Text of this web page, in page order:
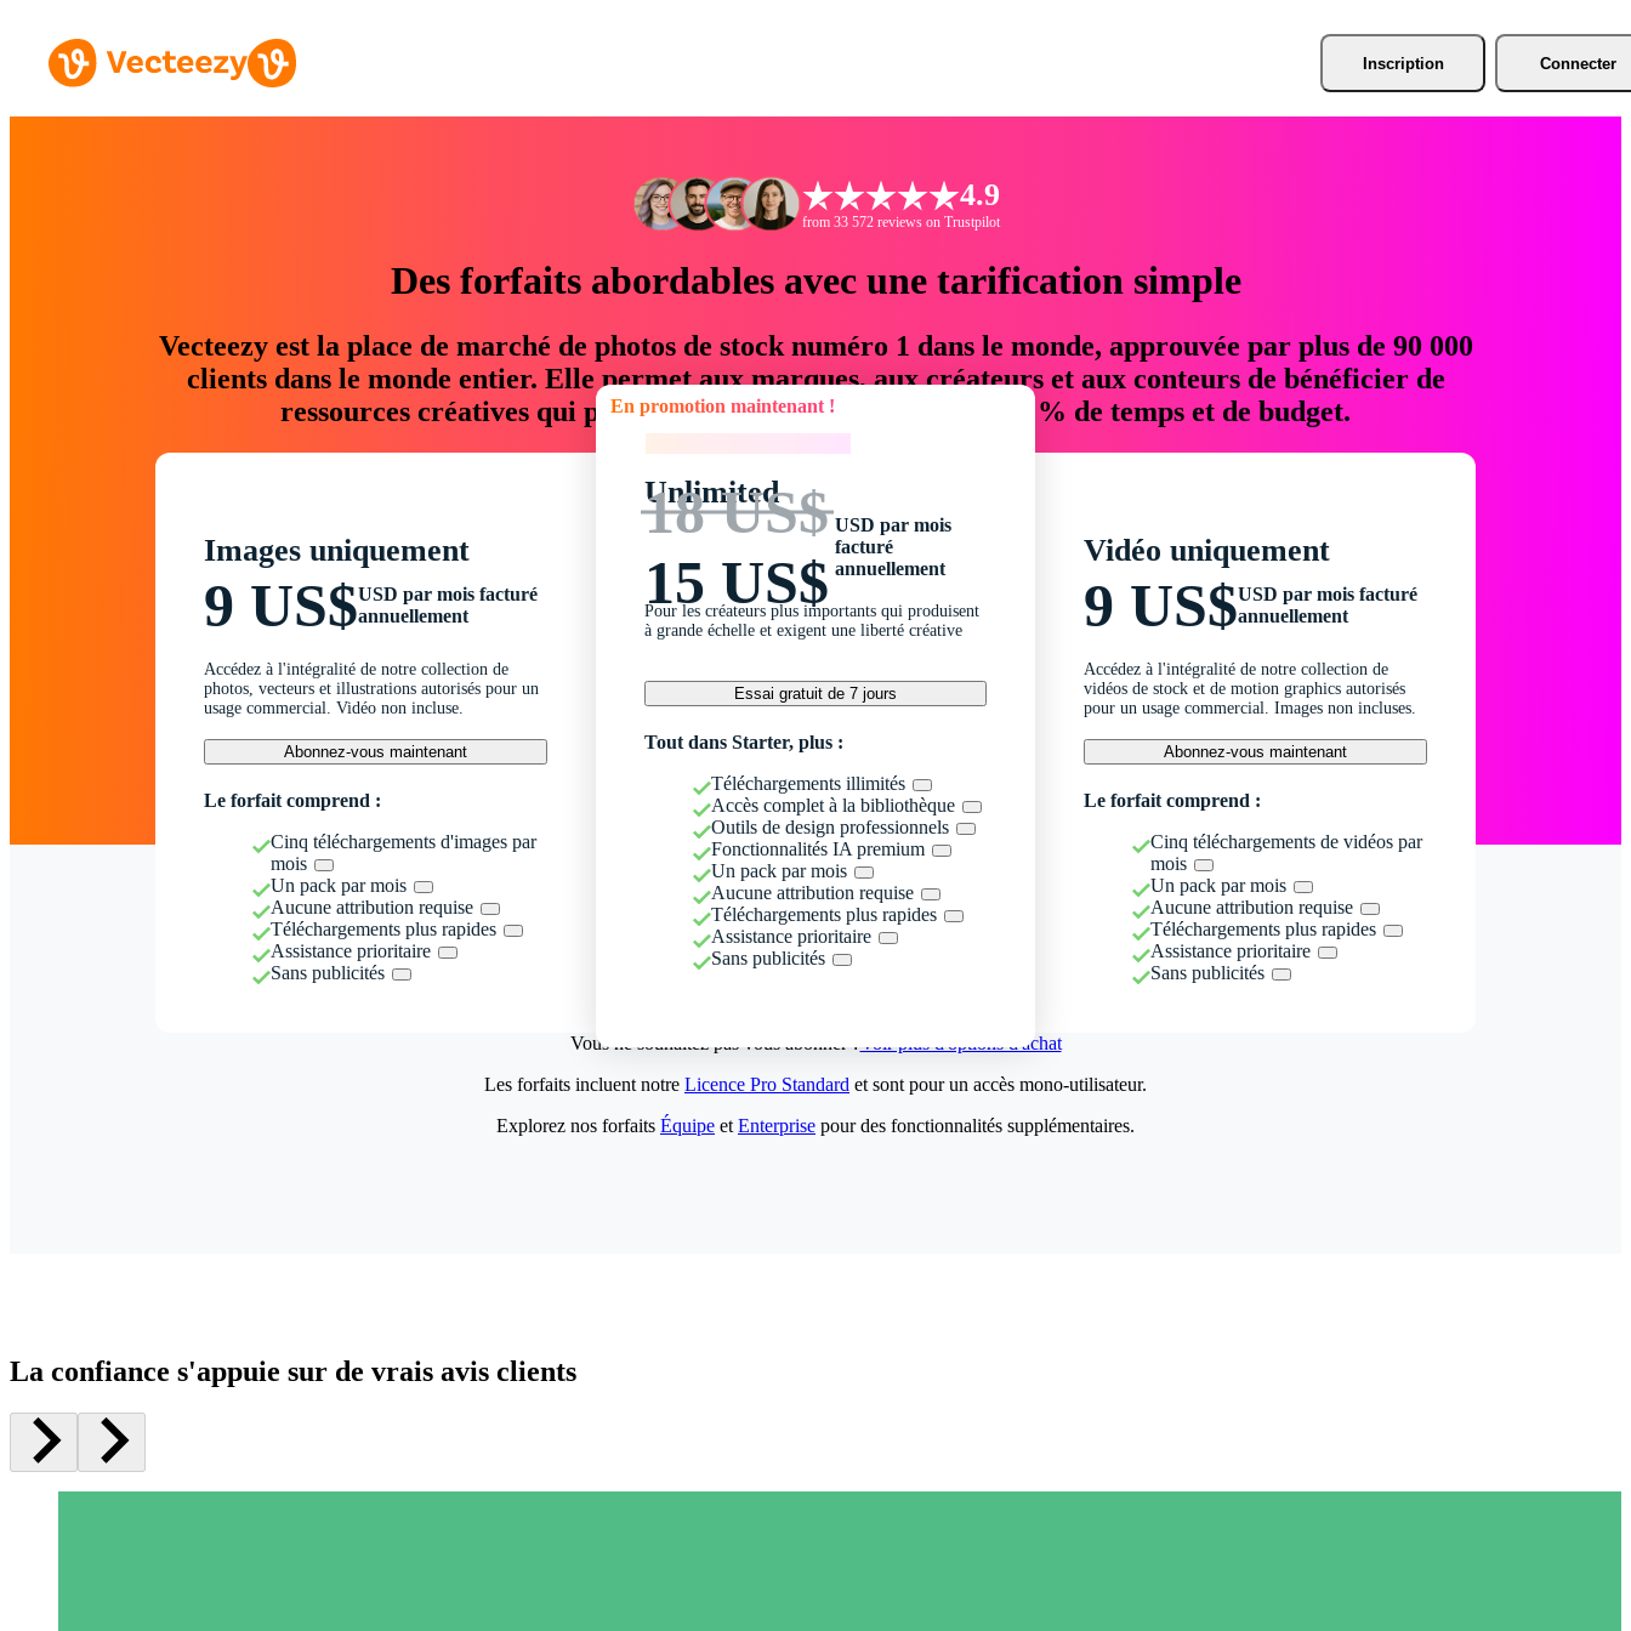
Inscription Connecter
4.9
from 33 572 reviews on Trustpilot
Des forfaits abordables avec une tarification simple
Vecteezy est la place de marché de photos de stock numéro 1 dans le monde, approuvée par plus de 90 000
clients dans le monde entier. Elle permet aux marques, aux créateurs et aux conteurs de bénéficier de
ressources créatives qui permettent d'économiser jusqu'à 76 % de temps et de budget.
Images uniquement
9 US$USD par mois facturé
annuellement
Accédez à l'intégralité de notre collection de
photos, vecteurs et illustrations autorisés pour un
usage commercial. Vidéo non incluse.
Abonnez-vous maintenant
Le forfait comprend :
Cinq téléchargements d'images par
mois
Un pack par mois
Aucune attribution requise
Téléchargements plus rapides
Assistance prioritaire
Sans publicités
En promotion maintenant !
Unlimited
18 US$
15 US$
USD par mois
facturé
annuellement
Pour les créateurs plus importants qui produisent
à grande échelle et exigent une liberté créative
Essai gratuit de 7 jours
Tout dans Starter, plus :
Téléchargements illimités
Accès complet à la bibliothèque
Outils de design professionnels
Fonctionnalités IA premium
Un pack par mois
Aucune attribution requise
Téléchargements plus rapides
Assistance prioritaire
Sans publicités
Vidéo uniquement
9 US$USD par mois facturé
annuellement
Accédez à l'intégralité de notre collection de
vidéos de stock et de motion graphics autorisés
pour un usage commercial. Images non incluses.
Abonnez-vous maintenant
Le forfait comprend :
Cinq téléchargements de vidéos par
mois
Un pack par mois
Aucune attribution requise
Téléchargements plus rapides
Assistance prioritaire
Sans publicités
Vous ne souhaitez pas vous abonner ?Voir plus d'options d'achat
Les forfaits incluent notre Licence Pro Standard et sont pour un accès mono-utilisateur.
Explorez nos forfaits Équipe et Enterprise pour des fonctionnalités supplémentaires.
La confiance s'appuie sur de vrais avis clients